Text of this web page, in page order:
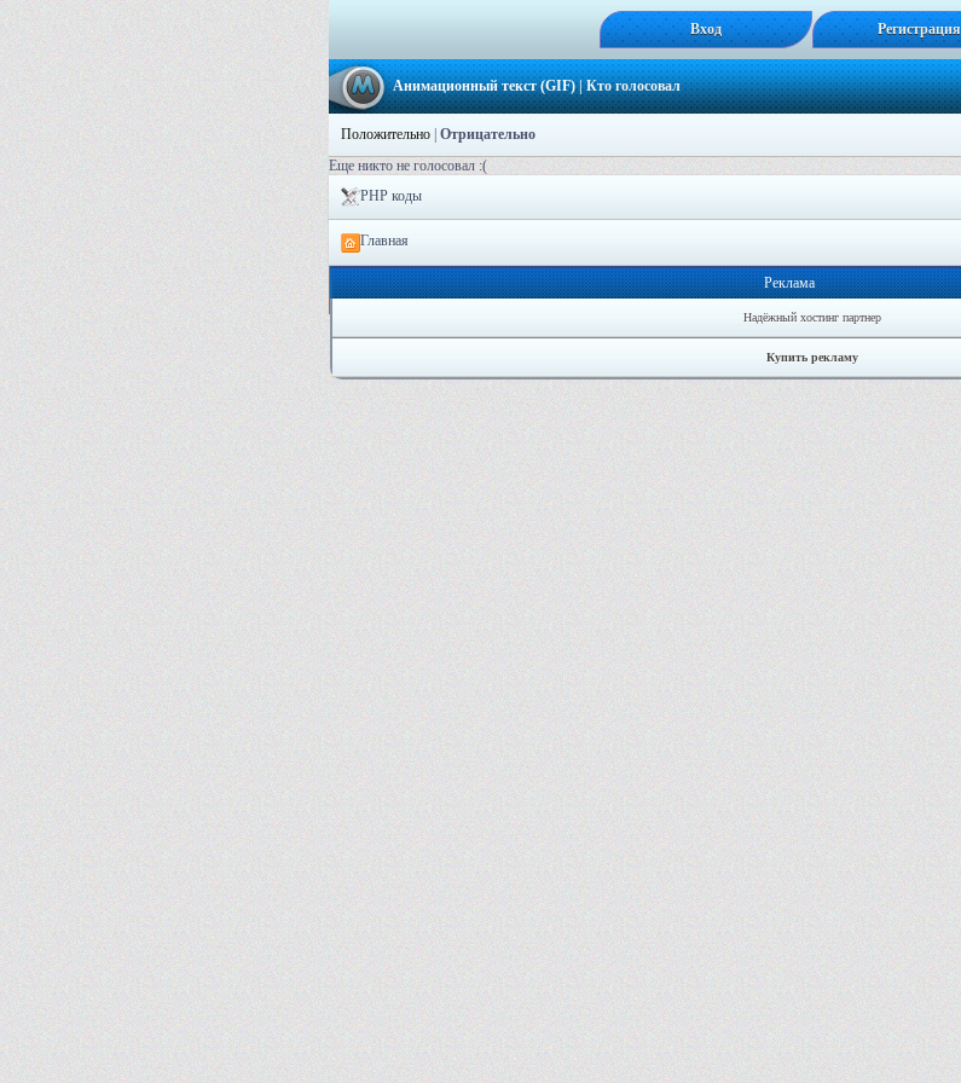
Вход Регистрация
Анимационный текст (GIF)| Кто голосовал
Положительно Отрицательно
Еще никто не голосовал :(
PHP коды
Главная
Реклама
Надёжный хостинг партнер
Купить рекламу